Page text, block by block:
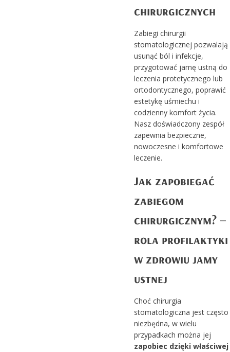
chirurgicznych
Zabiegi chirurgii
stomatologicznej pozwalają
usunąć ból i infekcje,
przygotować jamę ustną do
leczenia protetycznego lub
ortodontycznego, poprawić
estetykę uśmiechu i
codzienny komfort życia.
Nasz doświadczony zespół
zapewnia bezpieczne,
nowoczesne i komfortowe
leczenie.
Jak zapobiegać
zabiegom
chirurgicznym? –
rola profilaktyki
w zdrowiu jamy
ustnej
Choć chirurgia
stomatologiczna jest często
niezbędna, w wielu
przypadkach można jej
zapobiec dzięki właściwej